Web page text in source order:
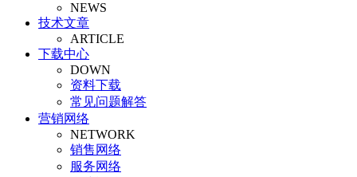
氧气阀
视镜
氨气阀
排泥阀
旋塞阀
平衡阀
调节阀
安全阀
管夹阀
气动阀门
NEWS
技术文章
ARTICLE
下载中心
DOWN
资料下载
常见问题解答
营销网络
NETWORK
销售网络
服务网络